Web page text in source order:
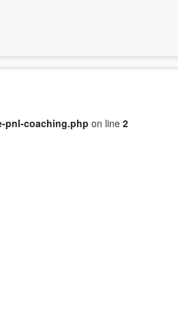
pnl-coaching.php on line 2